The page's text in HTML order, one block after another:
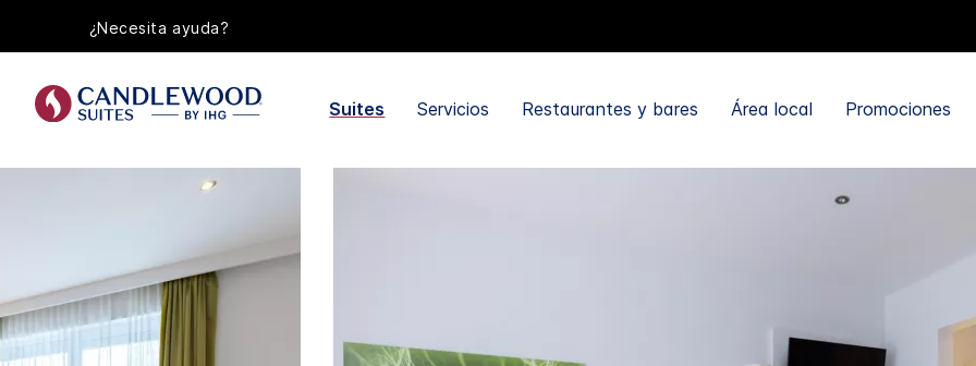
¿Necesita ayuda?
Suites Servicios Restaurantes y bares Área local Promociones